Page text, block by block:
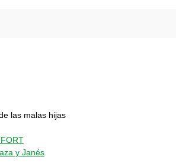
las malas hijas
y Janés